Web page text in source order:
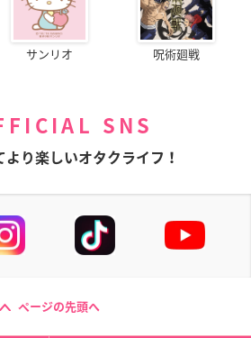
サンリオ 呪術廻戦
SNS
より楽しいオタクライフ！
ページの先頭へ